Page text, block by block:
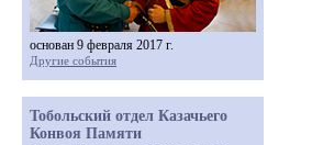
основан 9 февраля 2017 г.
Другие события
Тобольский отдел Казачьего
Конвоя Памяти